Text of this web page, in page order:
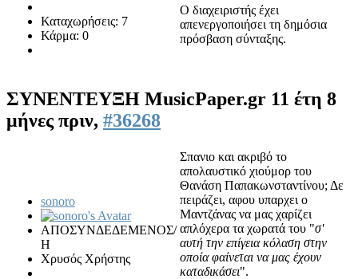
Καταχωρήσεις: 7
Κάρμα: 0
Ο διαχειριστής έχει
απενεργοποιήσει τη δημόσια
πρόσβαση σύνταξης.
ΣΥΝΕΝΤΕΥΞΗ MusicPaper.gr 11 έτη 8
μήνες πριν, #36268
sonoro
ΑΠΟΣΥΝΔΕΔΕΜΕΝΟΣ/
Η
Χρυσός Χρήστης
Σπανιο και ακριβό το
απολαυστικό χιούμορ του
Θανάση Παπακωνσταντίνου; Δε
πειράζει, αφου υπαρχει ο
Μαντζάνας να μας χαρίζει
απλόχερα τα χωρατά του "σ'
αυτή την επίγεια κόλαση στην
οποία φαίνεται να μας έχουν
καταδικάσει".